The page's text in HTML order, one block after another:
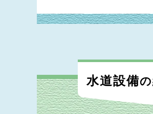
水道設備の